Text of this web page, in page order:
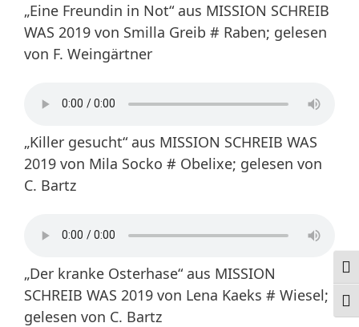
„Eine Freundin in Not“ aus MISSION SCHREIB
WAS 2019 von Smilla Greib # Raben; gelesen
von F. Weingärtner
„Killer gesucht“ aus MISSION SCHREIB WAS
2019 von Mila Socko # Obelixe; gelesen von
C. Bartz
„Der kranke Osterhase“ aus MISSION
SCHREIB WAS 2019 von Lena Kaeks # Wiesel;
gelesen von C. Bartz